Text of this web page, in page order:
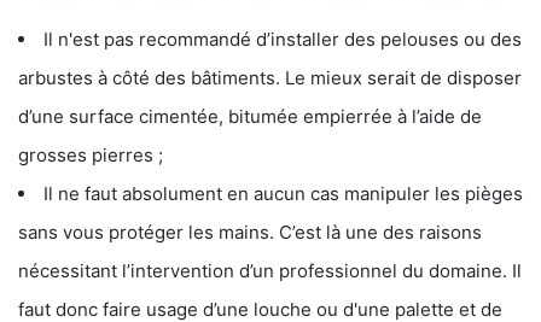
Il n'est pas recommandé d’installer des pelouses ou des
arbustes à côté des bâtiments. Le mieux serait de disposer
d’une surface cimentée, bitumée empierrée à l’aide de
grosses pierres ;
Il ne faut absolument en aucun cas manipuler les pièges
sans vous protéger les mains. C’est là une des raisons
nécessitant l’intervention d’un professionnel du domaine. Il
faut donc faire usage d’une louche ou d'une palette et de